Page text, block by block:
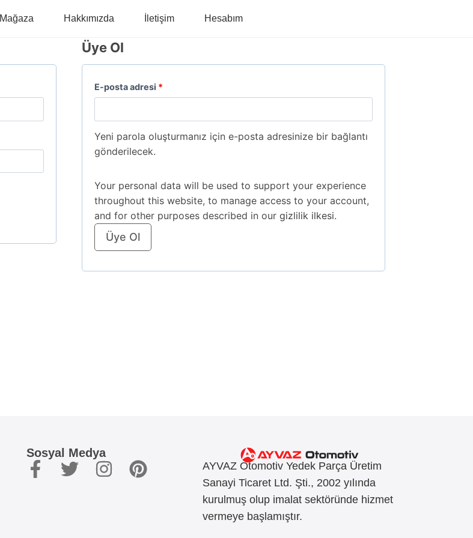
Mağaza Hakkımızda İletişim Hesabım
Üye Ol
E-posta adresi *
Yeni parola oluşturmanız için e-posta adresinize bir bağlantı
gönderilecek.
Your personal data will be used to support your experience
throughout this website, to manage access to your account,
and for other purposes described in ourgizlilik ilkesi.
Üye Ol
Sosyal Medya
AYVAZ Otomotiv Yedek Parça Üretim
Sanayi Ticaret Ltd. Şti., 2002 yılında
kurulmuş olup imalat sektöründe hizmet
vermeye başlamıştır.